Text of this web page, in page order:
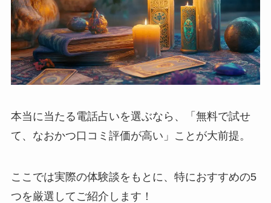
本当に当たる電話占いを選ぶなら、「無料で試せ
て、なおかつ口コミ評価が高い」ことが大前提。
ここでは実際の体験談をもとに、特におすすめの5
つを厳選してご紹介します！